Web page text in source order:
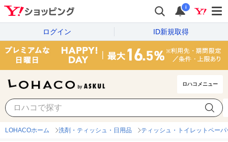
i
ログイン ID新規取得
ロハコメニュー
LOHACOホーム 洗剤・ティッシュ・日用品 ティッシュ・トイレットペーパ